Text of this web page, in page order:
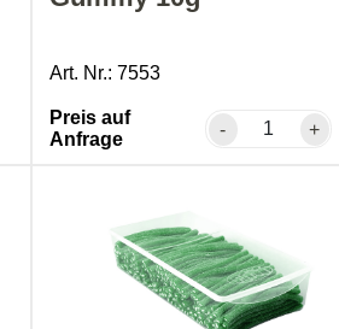
Art. Nr.: 7553
Preis auf
Anfrage
- +